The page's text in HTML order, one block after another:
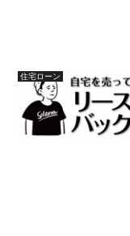
住宅ローン